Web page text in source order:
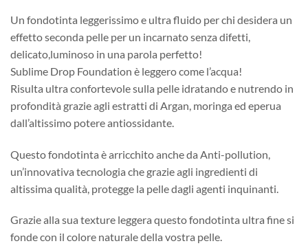
Un fondotinta leggerissimo e ultra fluido per chi desidera un
effetto seconda pelle per un incarnato senza difetti,
delicato,luminoso in una parola perfetto!
Sublime Drop Foundation è leggero come l’acqua!
Risulta ultra confortevole sulla pelle idratando e nutrendo in
profondità grazie agli estratti di Argan, moringa ed eperua
dall’altissimo potere antiossidante.
Questo fondotinta è arricchito anche da Anti-pollution,
un’innovativa tecnologia che grazie agli ingredienti di
altissima qualità, protegge la pelle dagli agenti inquinanti.
Grazie alla sua texture leggera questo fondotinta ultra fine si
fonde con il colore naturale della vostra pelle.